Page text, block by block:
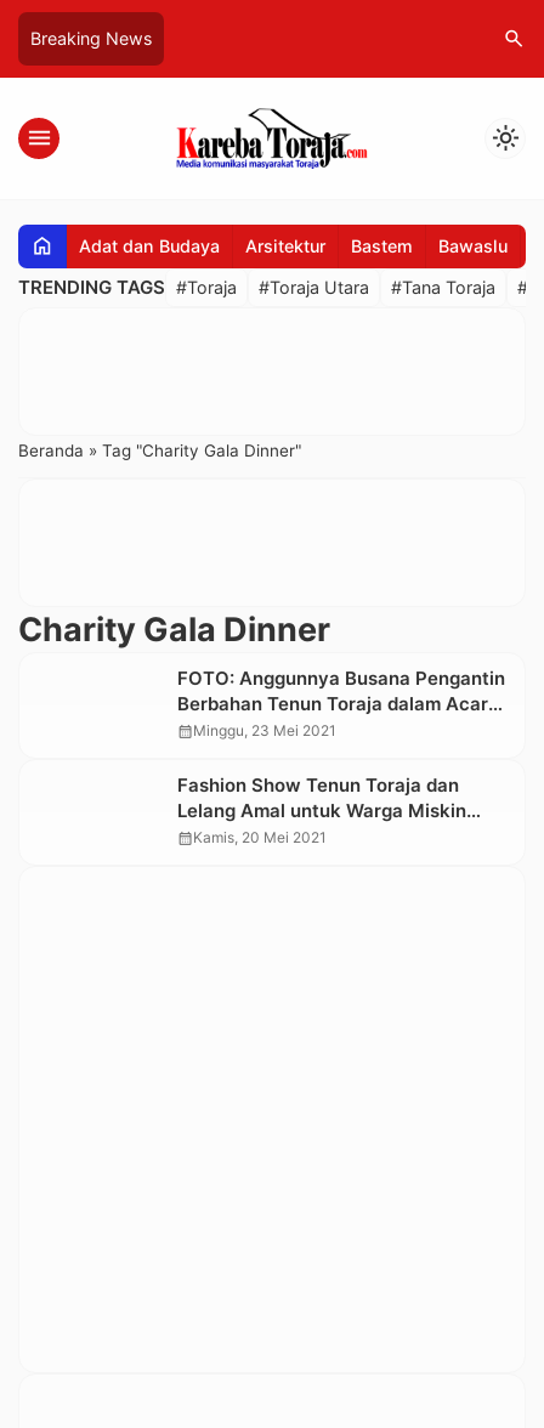
Breaking News search
menu light_mode
home Adat dan Budaya Arsitektur Bastem Bawaslu
TRENDING TAGS #Toraja #Toraja Utara #Tana Toraja
Beranda » Tag "Charity Gala Dinner"
Charity Gala Dinner
FOTO: Anggunnya Busana Pengantin
Berbahan Tenun Toraja dalam Acara
Amal Charity Gala Dinner Elegant
calendar_monthMinggu, 23 Mei 2021
Fashion Show Tenun Toraja dan
Lelang Amal untuk Warga Miskin
Akan Digelar di Toraja Utara
calendar_monthKamis, 20 Mei 2021